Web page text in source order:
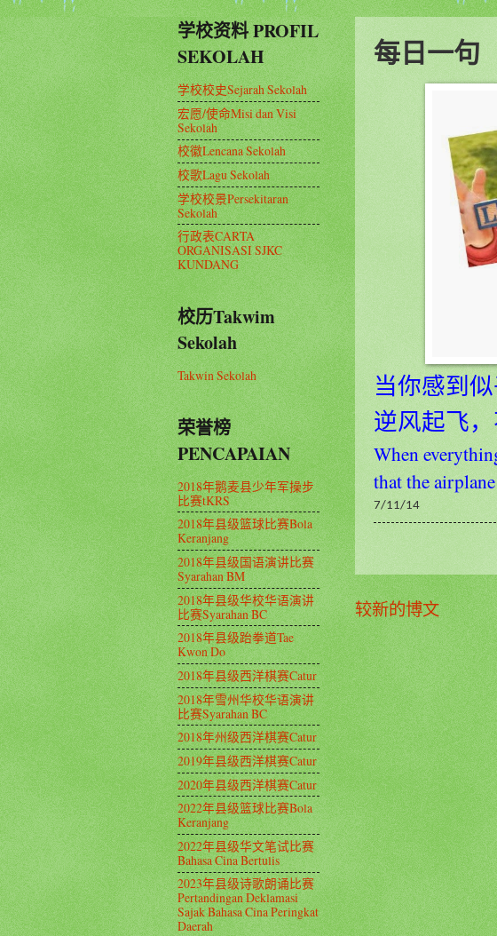
每日一句
当你感到
逆风起飞，
When
that the
7/11/14
较新的博文
学校资料 PROFIL
SEKOLAH
学校校史Sejarah Sekolah
宏愿/使命Misi dan Visi
Sekolah
校徽Lencana Sekolah
校歌Lagu Sekolah
学校校景Persekitaran
Sekolah
行政表CARTA
ORGANISASI SJKC
KUNDANG
校历Takwim
Sekolah
Takwin Sekolah
荣誉榜
PENCAPAIAN
2018年鹅麦县少年军操步
比赛tKRS
2018年县级篮球比赛Bola
Keranjang
2018年县级国语演讲比赛
Syarahan BM
2018年县级华校华语演讲
比赛Syarahan BC
2018年县级跆拳道Tae
Kwon Do
2018年县级西洋棋赛Catur
2018年雪州华校华语演讲
比赛Syarahan BC
2018年州级西洋棋赛Catur
2019年县级西洋棋赛Catur
2020年县级西洋棋赛Catur
2022年县级篮球比赛Bola
Keranjang
2022年县级华文笔试比赛
Bahasa Cina Bertulis
2023年县级诗歌朗诵比赛
Pertandingan Deklamasi
Sajak Bahasa Cina Peringkat
Daerah